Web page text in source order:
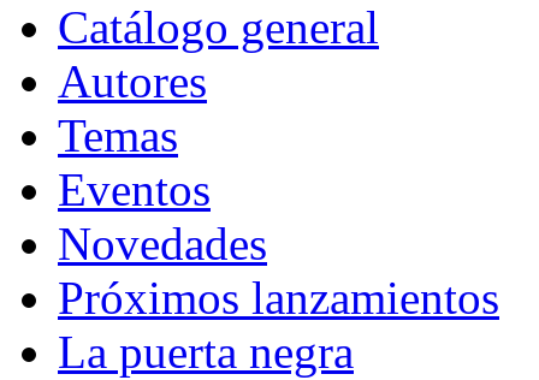
Catálogo general
Autores
Temas
Eventos
Novedades
Próximos lanzamientos
La puerta negra